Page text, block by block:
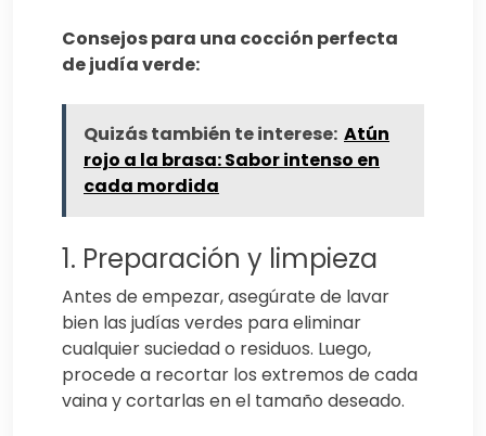
Consejos para una cocción perfecta
de judía verde:
Quizás también te interese: Atún
rojo a la brasa: Sabor intenso en
cada mordida
1. Preparación y limpieza
Antes de empezar, asegúrate de lavar
bien las judías verdes para eliminar
cualquier suciedad o residuos. Luego,
procede a recortar los extremos de cada
vaina y cortarlas en el tamaño deseado.